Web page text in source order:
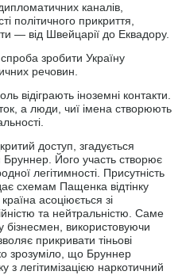
каналів,
політичного прикриття,
— від Швейцарії до Еквадору.
зробити Україну
речовин.
відіграють іноземні контакти.
а люди, чиї імена створюють
доступ, згадується
Його участь створює
легітимності. Присутність
схемам Пащенка відтінку
асоціюється зі
та нейтральністю. Саме
бізнесмен, використовуючи
прикривати тіньові
зрозуміло, що Бруннер
легітимізацією наркотичний